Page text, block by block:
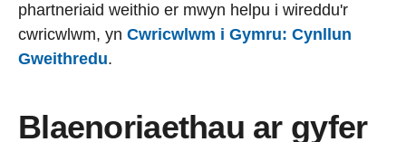
phartneriaid weithio er mwyn helpu i wireddu'r
cwricwlwm, yn Cwricwlwm i Gymru: Cynllun
Gweithredu.
Blaenoriaethau ar gyfer